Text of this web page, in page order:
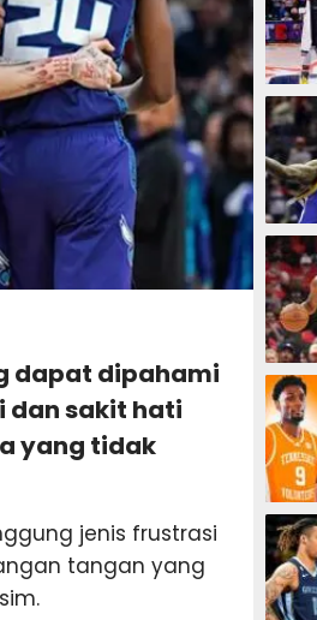
dapat dipahami
dan sakit hati
yang tidak
jenis frustrasi
tangan yang
3
4
5
5